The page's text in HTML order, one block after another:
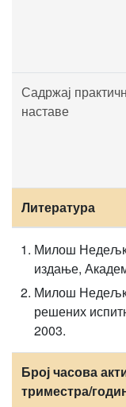
Садржај
наставе
Литература
Милош
издање,
Милош
решених
2003.
Број часова
триместра/